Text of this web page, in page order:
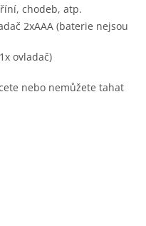
chodeb, atp.
2xAAA (baterie nejsou
ovladač)
nebo nemůžete tahat